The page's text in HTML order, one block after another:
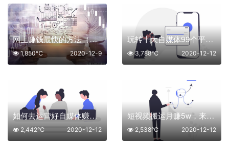
网上赚钱最快的方法（网络赚钱一天1000）
2020-12-9
1,850℃
玩转十大自媒体99个平台，搞副业获取高收益！（珍藏版）
2020-12-12
3,788℃
如何去运营好自媒体赚钱，个人做自媒体需要注意这些不能碰的红线
2020-12-12
2,442℃
短视频搬运月赚5w，来看看他们是如何操作的
2020-12-12
2,538℃